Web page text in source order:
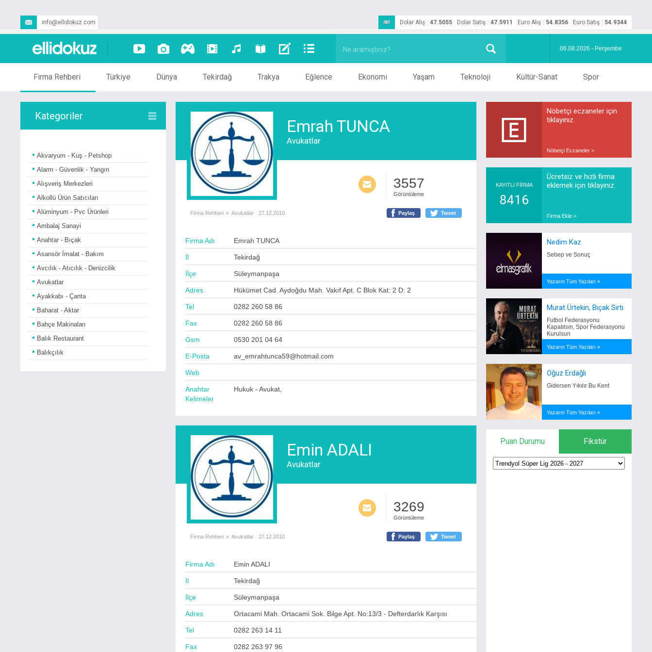
info@ellidokuz.com Dolar Alış : 47.5055 Dolar Satış : 47.5911 Euro Alış : 54.8356 Euro Satış : 54.9344
06.08.2026 - Perşembe
Firma Rehberi Türkiye Dünya Tekirdağ Trakya Eğlence Ekonomi Yaşam Teknoloji Kültür-Sanat Spor
Kategoriler
Akvaryum - Kuş - Petshop
Alarm - Güvenlik - Yangın
Alışveriş Merkezleri
Alkollü Ürün Satıcıları
Alüminyum - Pvc Ürünleri
Ambalaj Sanayi
Anahtar - Bıçak
Asansör İmalat - Bakım
Avcılık - Atıcılık - Denizcilik
Avukatlar
Ayakkabı - Çanta
Baharat - Aktar
Bahçe Makinaları
Balık Restaurant
Balıkçılık
Emrah TUNCA
Avukatlar
3557
Görüntüleme
Firma Rehberi » Avukatlar 27.12.2010 Paylaş Tweet
Firma Adı Emrah TUNCA
İl Tekirdağ
İlçe Süleymanpaşa
Adres Hükümet Cad. Aydoğdu Mah. Vakıf Apt. C Blok Kat: 2 D: 2
Tel 0282 260 58 86
Fax 0282 260 58 86
Gsm 0530 201 04 64
E-Posta av_emrahtunca59@hotmail.com
Web
Anahtar
Kelimeler
Hukuk - Avukat,
Emin ADALI
Avukatlar
3269
Görüntüleme
Firma Rehberi » Avukatlar 27.12.2010 Paylaş Tweet
Firma Adı Emin ADALI
İl Tekirdağ
İlçe Süleymanpaşa
Adres Ortacami Mah. Ortacami Sok. Bilge Apt. No:13/3 - Defterdarlık Karşısı
Tel 0282 263 14 11
Fax 0282 263 97 96
Nöbetçi eczaneler için
tıklayınız.
Nöbetçi Eczaneler >
KAYITLI FİRMA
8416
Ücretsiz ve hızlı firma
eklemek için tıklayınız.
Firma Ekle >
Nedim Kaz
Sebep ve Sonuç
Yazarın Tüm Yazıları »
Murat Ürtekin, Bıçak Sırtı
Futbol Federasyonu
Kapatılsın, Spor Federasyonu
Kurulsun
Yazarın Tüm Yazıları »
Oğuz Erdağlı
Gidersen Yıkılır Bu Kent
Yazarın Tüm Yazıları »
Puan Durumu Fikstür